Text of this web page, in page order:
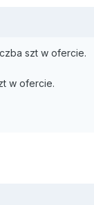
szt w ofercie.
w ofercie.